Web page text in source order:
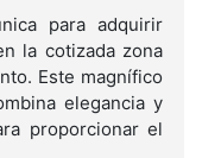
para adquirir
la cotizada zona
Este magnífico
elegancia y
proporcionar el